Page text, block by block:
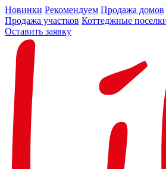
Новинки Рекомендуем Продажа домов
Продажа участков Коттеджные
Оставить заявку